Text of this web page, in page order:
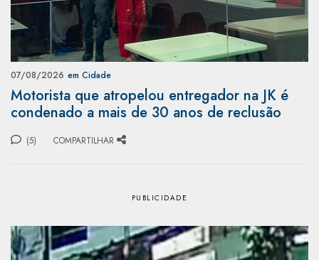
07/08/2026 em Cidade
Motorista que atropelou entregador na JK é
condenado a mais de 30 anos de reclusão
(5) COMPARTILHAR